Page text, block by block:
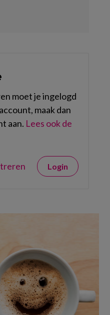
moet je ingelogd
maak dan
aan. Lees ook de
Login